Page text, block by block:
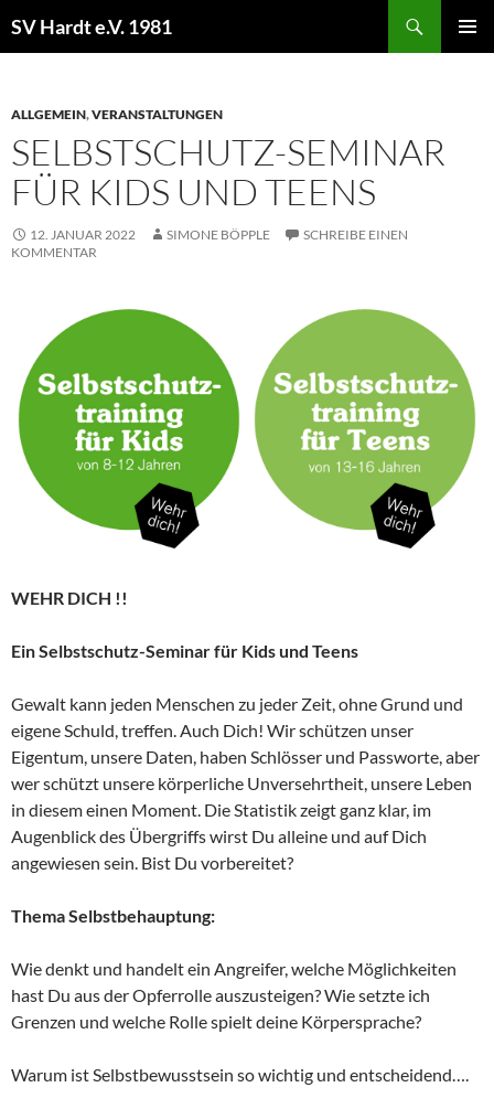
Inhalt
SV Hardt e.V. 1981
ALLGEMEIN,VERANSTALTUNGEN
SELBSTSCHUTZ-SEMINAR
FÜR KIDS UND TEENS
12. JANUAR 2022 SIMONE BÖPPLE
SCHREIBE EINEN
KOMMENTAR
WEHR DICH !!
Ein Selbstschutz-Seminar für Kids und Teens
Gewalt kann jeden Menschen zu jeder Zeit, ohne Grund und
eigene Schuld, treffen. Auch Dich! Wir schützen unser
Eigentum, unsere Daten, haben Schlösser und Passworte, aber
wer schützt unsere körperliche Unversehrtheit, unsere Leben
in diesem einen Moment. Die Statistik zeigt ganz klar, im
Augenblick des Übergriffs wirst Du alleine und auf Dich
angewiesen sein. Bist Du vorbereitet?
Thema Selbstbehauptung:
Wie denkt und handelt ein Angreifer, welche Möglichkeiten
hast Du aus der Opferrolle auszusteigen? Wie setzte ich
Grenzen und welche Rolle spielt deine Körpersprache?
Warum ist Selbstbewusstsein so wichtig und entscheidend….